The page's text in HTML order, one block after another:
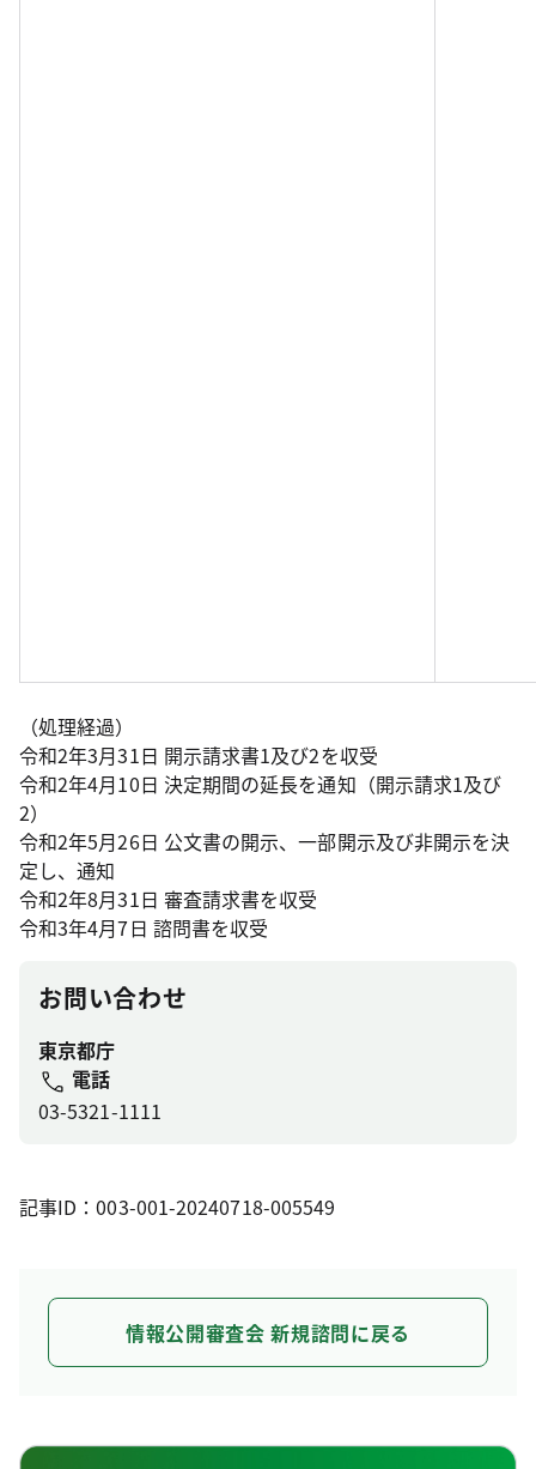
（処理経過）
令和2年3月31日 開示請求書1及び2を収受
令和2年4月10日 決定期間の延長を通知（開示請求1及び
2）
令和2年5月26日 公文書の開示、一部開示及び非開示を決
定し、通知
令和2年8月31日 審査請求書を収受
令和3年4月7日 諮問書を収受
お問い合わせ
東京都庁
電話
03-5321-1111
記事ID：003-001-20240718-005549
情報公開審査会 新規諮問に戻る